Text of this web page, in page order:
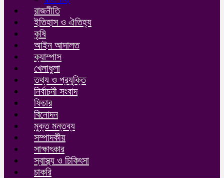
রাজনীতি
ইতিহাস ও ঐতিহ্য
কৃষি
আইন আদালত
ক্যাম্পাস
খেলাধুলা
তথ্য ও প্রযুক্তি
নির্বাচনী সংবাদ
ফিচার
বিনোদন
মুক্ত মন্তব্য
সম্পাদকীয়
সাক্ষাৎকার
স্বাস্থ্য ও চিকিৎসা
চাকরি